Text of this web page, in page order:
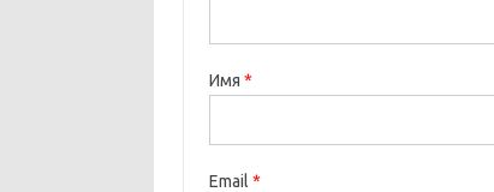
Имя *
Email *